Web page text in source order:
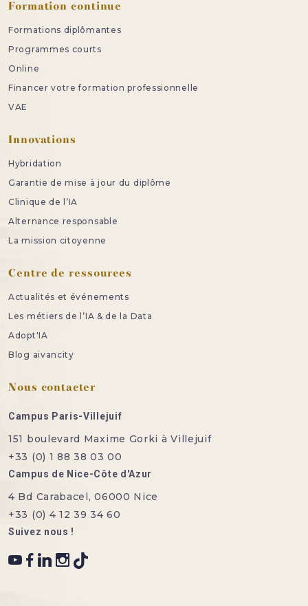
Formation continue
Formations diplômantes
Programmes courts
Online
Financer votre formation professionnelle
VAE
Innovations
Hybridation
Garantie de mise à jour du diplôme
Clinique de l’IA
Alternance responsable
La mission citoyenne
Centre de ressources
Actualités et événements
Les métiers de l’IA & de la Data
Adopt'IA
Blog aivancity
Nous contacter
Campus Paris-Villejuif
151 boulevard Maxime Gorki à Villejuif
+33 (0) 1 88 38 03 00
Campus de Nice-Côte d'Azur
4 Bd Carabacel, 06000 Nice
+33 (0) 4 12 39 34 60
Suivez nous !